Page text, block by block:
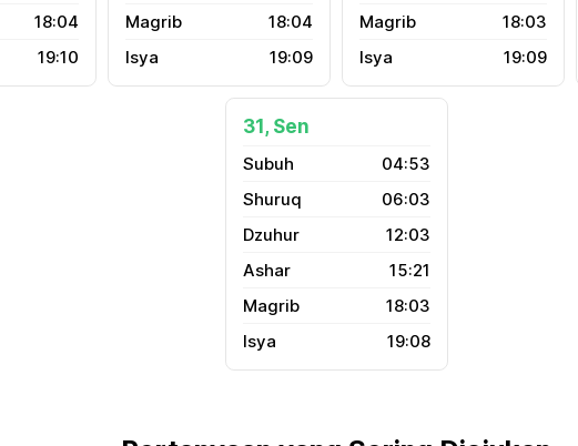
18:04
19:10
18:04
19:09
18:03
19:09
31, Sen
04:53
06:03
12:03
15:21
18:03
19:08